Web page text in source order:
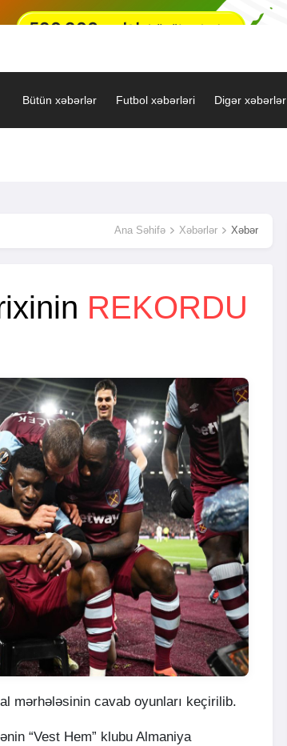
Bütün xəbərlər Futbol xəbərləri Digər xəbərlər
Ana Səhifə Xəbərlər Xəbər
REKORDU
mərhələsinin cavab oyunları keçirilib.
“Vest Hem” klubu Almaniya